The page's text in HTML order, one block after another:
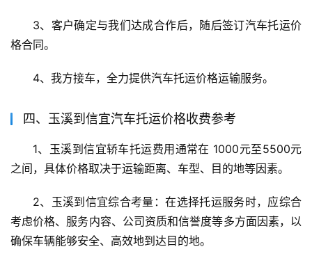
3、客户确定与我们达成合作后，随后签订汽车托运价
格合同。
4、我方接车，全力提供汽车托运价格运输服务。
四、玉溪到信宜汽车托运价格收费参考
1、玉溪到信宜轿车托运费用通常在 1000元至5500元
之间，具体价格取决于运输距离、车型、目的地等因素。
2、玉溪到信宜综合考量：在选择托运服务时，应综合
考虑价格、服务内容、公司资质和信誉度等多方面因素，以
确保车辆能够安全、高效地到达目的地。